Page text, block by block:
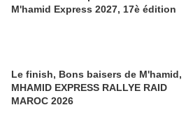
M'hamid Express 2027, 17è édition
Le finish, Bons baisers de M'hamid,
MHAMID EXPRESS RALLYE RAID
MAROC 2026